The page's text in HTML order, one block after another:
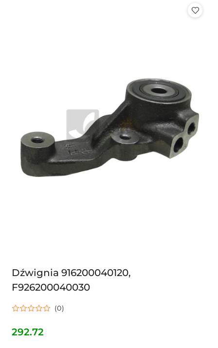
Dźwignia 916200040120,
F926200040030
(0)
Cena:
292.72